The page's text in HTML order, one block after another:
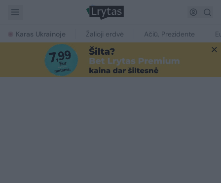
Karas Ukrainoje Žalioji erdvė Ačiū, Prezidente